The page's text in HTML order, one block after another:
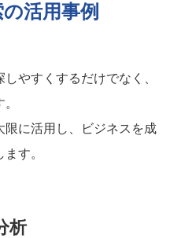
活用事例
やすくするだけでなく、
限に活用し、ビジネスを成
す。
析